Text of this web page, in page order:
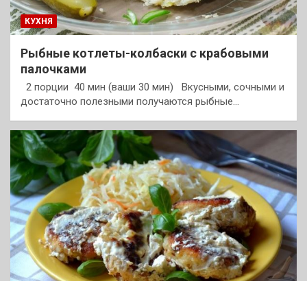
КУХНЯ
Рыбные котлеты-колбаски с крабовыми
палочками
2 порции 40 мин (ваши 30 мин) Вкусными, сочными и
достаточно полезными получаются рыбные…